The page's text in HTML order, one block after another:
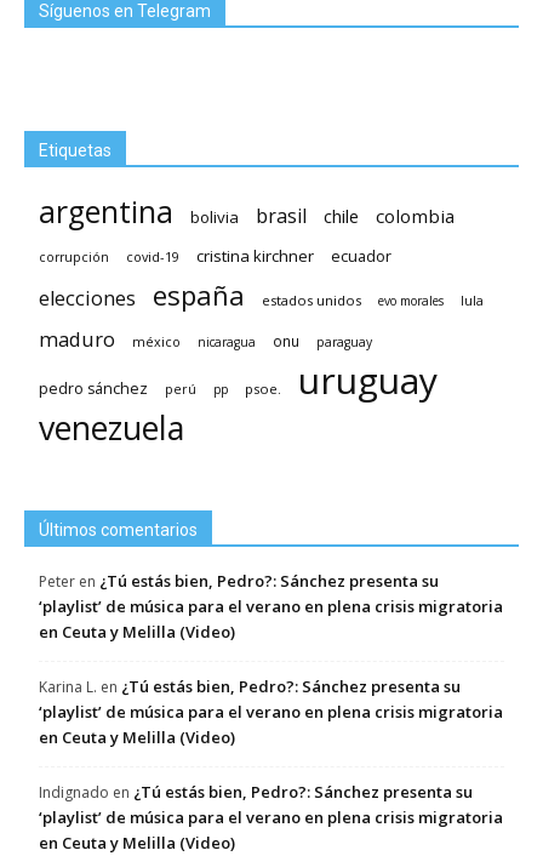
Síguenos en Telegram
Etiquetas
argentina bolivia brasil chile colombia
corrupción covid-19 cristina kirchner ecuador
elecciones españa estados unidos evo morales lula
maduro méxico nicaragua onu paraguay
pedro sánchez perú pp psoe. uruguay
venezuela
Últimos comentarios
Peter en ¿Tú estás bien, Pedro?: Sánchez presenta su
‘playlist’ de música para el verano en plena crisis migratoria
en Ceuta y Melilla (Video)
Karina L. en ¿Tú estás bien, Pedro?: Sánchez presenta su
‘playlist’ de música para el verano en plena crisis migratoria
en Ceuta y Melilla (Video)
Indignado en ¿Tú estás bien, Pedro?: Sánchez presenta su
‘playlist’ de música para el verano en plena crisis migratoria
en Ceuta y Melilla (Video)